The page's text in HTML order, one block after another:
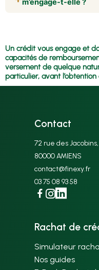
en hypothèque peut
m’engage-t-elle ?
solutions proposées
conditions et des
Un crédit vous engage et
capacités de
versement de quelque
particulier, avant l’obtention
Contact
72 rue des Jacobins,
80000 AMIENS
contact@finexy.fr
03 75 08 93 58
Facebook
Instagram
Rachat de
Simulateur
Nos guides